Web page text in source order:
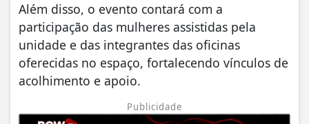
Além disso, o evento contará com a
participação das mulheres assistidas pela
unidade e das integrantes das oficinas
oferecidas no espaço, fortalecendo vínculos de
acolhimento e apoio.
Publicidade